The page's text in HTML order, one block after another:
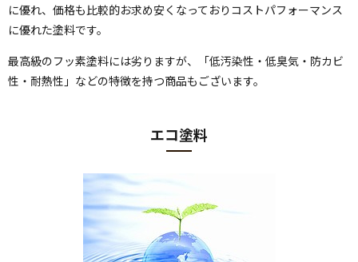
に優れ、価格も比較的お求め安くなっておりコストパフォーマンス
に優れた塗料です。
最高級のフッ素塗料には劣りますが、「低汚染性・低臭気・防カビ
性・耐熱性」などの特徴を持つ商品もございます。
エコ塗料